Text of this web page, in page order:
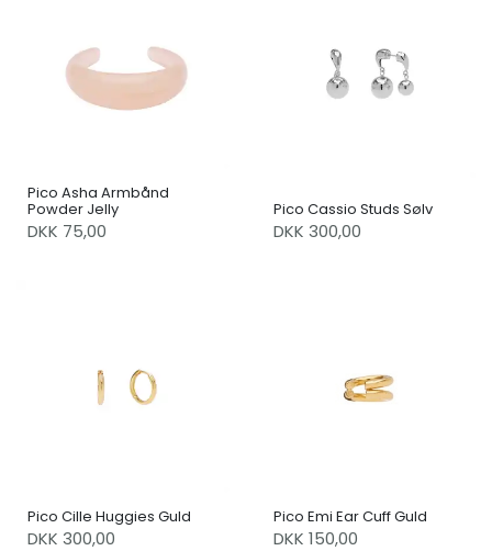
Pico Asha Armbånd
Powder Jelly
DKK 75,00
Pico Cassio Studs Sølv
DKK 300,00
Pico Cille Huggies Guld
DKK 300,00
Pico Emi Ear Cuff Guld
DKK 150,00